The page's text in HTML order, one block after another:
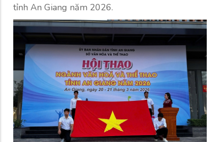
tỉnh An Giang năm 2026.